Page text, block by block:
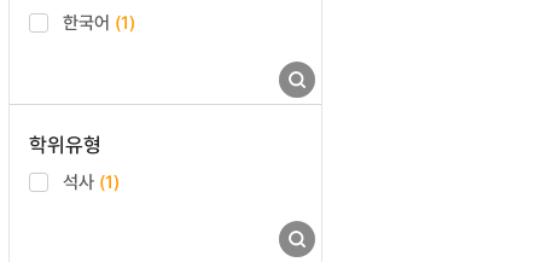
한국어 (1)
학위유형
석사 (1)